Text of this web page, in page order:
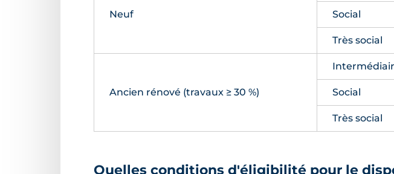
Neuf Social
Très social
Ancien rénové (travaux ≥ 30 %) Social
Très social
Quelles conditions d'éligibilité pour le